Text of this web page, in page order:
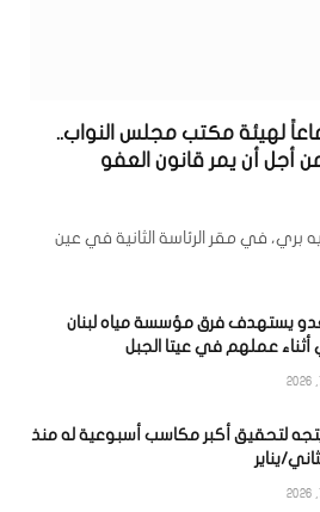
لهيئة مكتب مجلس النواب..
أجل أن يمر قانون العفو
بري، في مقر الرئاسة الثانية في عين
يستهدف فرق مؤسسة مياه لبنان
أثناء عملهم في عيتا الجبل
لتحقيق أكبر مكاسب أسبوعية له منذ
يناير